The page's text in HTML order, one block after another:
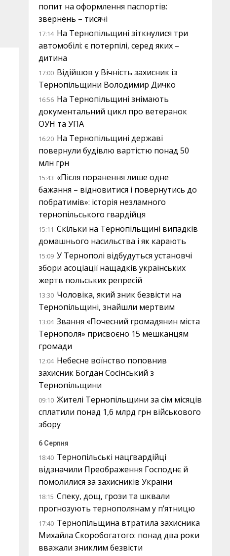
попит на оформлення паспортів:
звернень – тисячі
17:14 На Тернопільщині зіткнулися три
автомобілі: є потерпілі, серед яких –
дитина
17:00 Відійшов у Вічність захисник із
Тернопільщини Володимир Дичко
16:56 На Тернопільщині знімають
документальний цикл про ветеранок
ОУН та УПА
16:20 На Тернопільщині державі
повернули будівлю вартістю понад 50
млн грн
15:43 «Після поранення лише одне
бажання – відновитися і повернутись до
побратимів»: історія незламного
тернопільського гвардійця
15:11 Скільки на Тернопільщині випадків
домашнього насильства і як карають
15:09 У Тернополі відбудуться установчі
збори асоціації нащадків українських
жертв польських репресій
13:30 Чоловіка, який зник безвісти на
Тернопільщині, знайшли мертвим
13:04 Звання «Почесний громадянин міста
Тернополя» присвоєно 15 мешканцям
громади
12:04 Небесне воїнство поповнив
захисник Богдан Сосінський з
Тернопільщини
09:10 Жителі Тернопільщини за сім місяців
сплатили понад 1,6 млрд грн військового
збору
6 Серпня
18:40 Тернопільські нацгвардійці
відзначили Преображення Господнє й
помолилися за захисників України
18:15 Спеку, дощ, грози та шквали
прогнозують тернополянам у п’ятницю
17:40 Тернопільщина втратила захисника
Михайла Скоробогатого: понад два роки
вважали зниклим безвісти